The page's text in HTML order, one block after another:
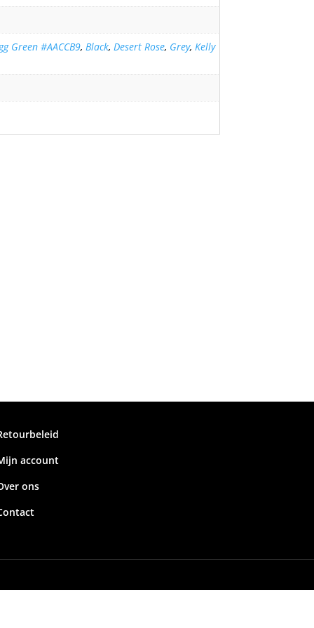
Green #AACCB9,Black,Desert Rose, Grey,Kelly
account
ons